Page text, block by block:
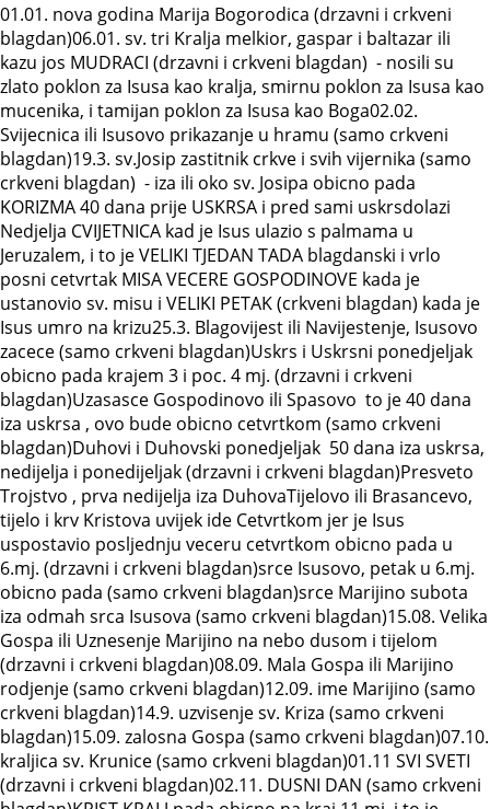
01.01. nova godina Marija Bogorodica (drzavni i crkveni
blagdan)06.01. sv. tri Kralja melkior, gaspar i baltazar ili
kazu jos MUDRACI (drzavni i crkveni blagdan) - nosili su
zlato poklon za Isusa kao kralja, smirnu poklon za Isusa kao
mucenika, i tamijan poklon za Isusa kao Boga02.02.
Svijecnica ili Isusovo prikazanje u hramu (samo crkveni
blagdan)19.3. sv.Josip zastitnik crkve i svih vijernika (samo
crkveni blagdan) - iza ili oko sv. Josipa obicno pada
KORIZMA 40 dana prije USKRSA i pred sami uskrsdolazi
Nedjelja CVIJETNICA kad je Isus ulazio s palmama u
Jeruzalem, i to je VELIKI TJEDAN TADA blagdanski i vrlo
posni cetvrtak MISA VECERE GOSPODINOVE kada je
ustanovio sv. misu i VELIKI PETAK (crkveni blagdan) kada je
Isus umro na krizu25.3. Blagovijest ili Navijestenje, Isusovo
zacece (samo crkveni blagdan)Uskrs i Uskrsni ponedjeljak
obicno pada krajem 3 i poc. 4 mj. (drzavni i crkveni
blagdan)Uzasasce Gospodinovo ili Spasovo to je 40 dana
iza uskrsa , ovo bude obicno cetvrtkom (samo crkveni
blagdan)Duhovi i Duhovski ponedjeljak 50 dana iza uskrsa,
nedijelja i ponedijeljak (drzavni i crkveni blagdan)Presveto
Trojstvo , prva nedijelja iza DuhovaTijelovo ili Brasancevo,
tijelo i krv Kristova uvijek ide Cetvrtkom jer je Isus
uspostavio posljednju veceru cetvrtkom obicno pada u
6.mj. (drzavni i crkveni blagdan)srce Isusovo, petak u 6.mj.
obicno pada (samo crkveni blagdan)srce Marijino subota
iza odmah srca Isusova (samo crkveni blagdan)15.08. Velika
Gospa ili Uznesenje Marijino na nebo dusom i tijelom
(drzavni i crkveni blagdan)08.09. Mala Gospa ili Marijino
rodjenje (samo crkveni blagdan)12.09. ime Marijino (samo
crkveni blagdan)14.9. uzvisenje sv. Kriza (samo crkveni
blagdan)15.09. zalosna Gospa (samo crkveni blagdan)07.10.
kraljica sv. Krunice (samo crkveni blagdan)01.11 SVI SVETI
(drzavni i crkveni blagdan)02.11. DUSNI DAN (samo crkveni